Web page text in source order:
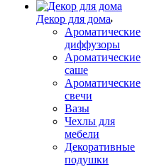
Декор для дома
Ароматические
диффузоры
Ароматические
саше
Ароматические
свечи
Вазы
Чехлы для
мебели
Декоративные
подушки